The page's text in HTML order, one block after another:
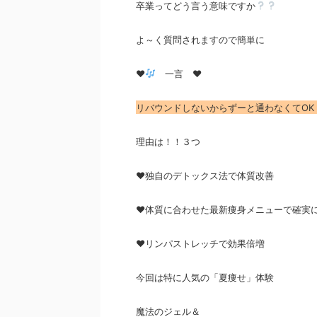
卒業ってどう言う意味ですか
よ～く質問されますので簡単に
♥ 一言 ♥
リバウンドしないからずーと通わなくてOK
理由は！！３つ
♥独自のデトックス法で体質改善
♥体質に合わせた最新痩身メニューで確実
♥リンパストレッチで効果倍増
今回は特に人気の「夏痩せ」体験
魔法のジェル＆